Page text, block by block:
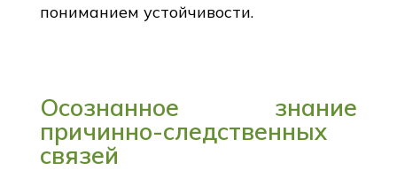
пониманием устойчивости.
Осознанное знание
причинно-следственных
связей